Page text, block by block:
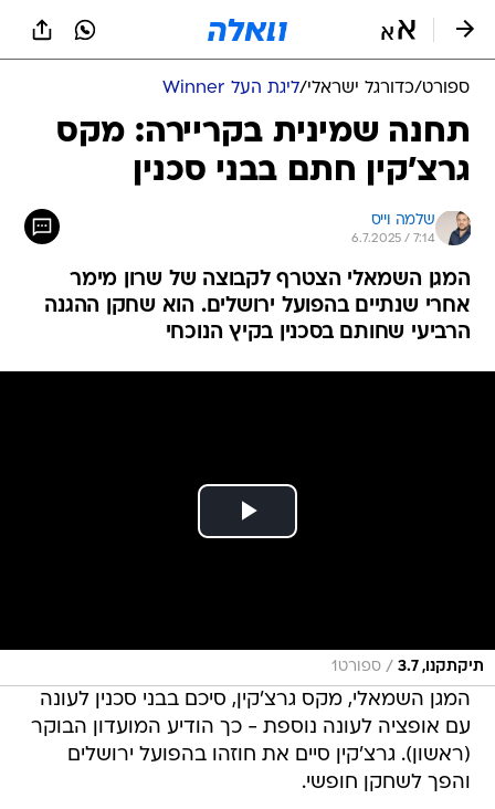
ספורט/כדורגל ישראלי/ליגת העל Winner
תחנה שמינית בקריירה: מקס
גרצ'קין חתם בבני סכנין
שלמה וייס
6.7.2025 / 7:14
המגן השמאלי הצטרף לקבוצה של שרון מימר
אחרי שנתיים בהפועל ירושלים. הוא שחקן ההגנה
הרביעי שחותם בסכנין בקיץ הנוכחי
תיקתקנו, 3.7 / ספורט1
המגן השמאלי, מקס גרצ'קין, סיכם בבני סכנין לעונה
עם אופציה לעונה נוספת - כך הודיע המועדון הבוקר
(ראשון). גרצ'קין סיים את חוזהו בהפועל ירושלים
והפך לשחקן חופשי.